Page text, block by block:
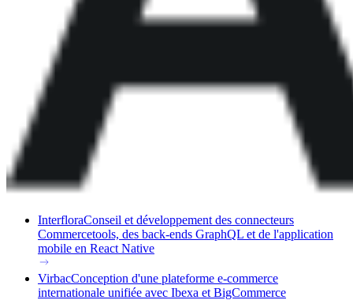
InterfloraConseil et développement des connecteurs
Commercetools, des back-ends GraphQL et de l'application
mobile en React Native
VirbacConception d'une plateforme e-commerce
internationale unifiée avec Ibexa et BigCommerce